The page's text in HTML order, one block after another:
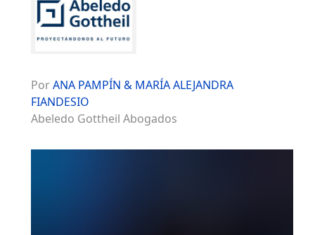
PorANA PAMPÍN & MARÍA ALEJANDRA
FIANDESIO
Abeledo Gottheil Abogados